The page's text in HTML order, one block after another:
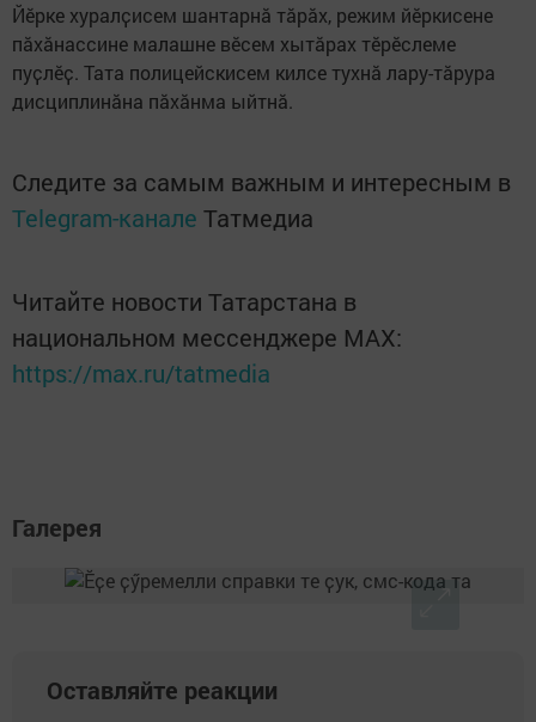
Йӗрке хуралҫисем шантарнӑ тӑрӑх, режим йӗркисене
пӑхӑнассине малашне вӗсем хытӑрах тӗрӗслеме
пуҫлӗҫ. Тата полицейскисем килсе тухнӑ лару-тӑрура
дисциплинӑна пӑхӑнма ыйтнӑ.
Следите за самым важным и интересным в
Telegram-канале Татмедиа
Читайте новости Татарстана в
национальном мессенджере MАХ:
https://max.ru/tatmedia
Галерея
Оставляйте реакции